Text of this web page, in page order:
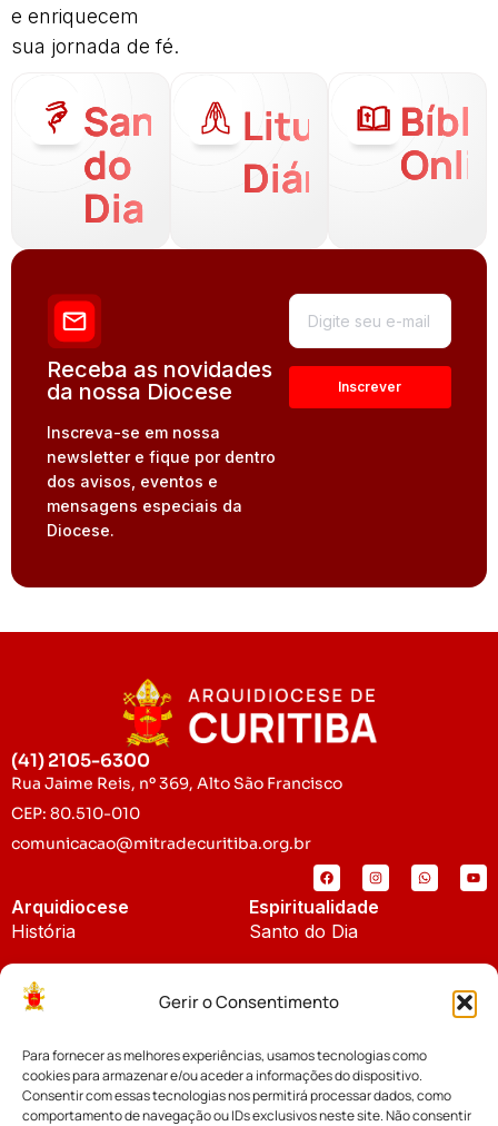
Gerir o Consentimento
Para fornecer as melhores experiências, usamos tecnologias como
cookies para armazenar e/ou aceder a informações do dispositivo.
Consentir com essas tecnologias nos permitirá processar dados, como
comportamento de navegação ou IDs exclusivos neste site. Não consentir
e enriquecem
sua jornada de fé.
Santo
do
Dia
Liturgia
Diária
Receba as novidades
da nossa Diocese
Inscreva-se em nossa
newsletter e fique por dentro
dos avisos, eventos e
mensagens especiais da
Diocese.
(41) 2105-6300
Rua Jaime Reis, nº 369, Alto São Francisco
CEP: 80.510-010
comunicacao@mitradecuritiba.org.br
Arquidiocese
História
Padroeira
Espiritualidade
Santo do Dia
Notícias
Notícias da Arquidiocese
Cúria Diocesana
Fundo Diocesano